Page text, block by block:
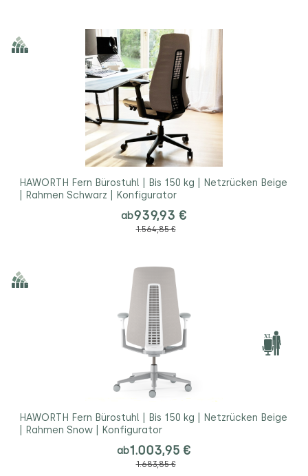
HAWORTH Fern Bürostuhl | Bis 150 kg | Netzrücken Beige
| Rahmen Schwarz | Konfigurator
ab939,93 €
1.564,85 €
HAWORTH Fern Bürostuhl | Bis 150 kg | Netzrücken Beige
| Rahmen Snow | Konfigurator
ab1.003,95 €
1.683,85 €